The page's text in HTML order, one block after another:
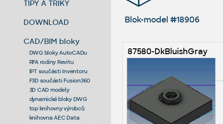
TIPY A TRIKY
DOWNLOAD
CAD/BIM bloky
DWG bloky AutoCADu
RFA rodiny Revitu
IPT součásti Inventoru
F3D součásti Fusion360
3D CAD modely
dynamické bloky DWG
top knihovny výrobců
knihovna AEC Data
Blok-model #18906
87580-DkBluishGray